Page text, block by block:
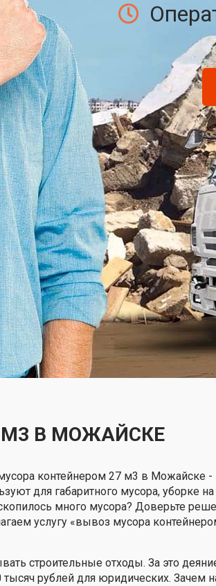
М3 В МОЖАЙСКЕ
контейнером 27 м3 в Можайске
для габаритного мусора, уборке
много мусора? Доверьте
услугу «вывоз мусора
строительные отходы. За это
рублей для юридических. Зачем